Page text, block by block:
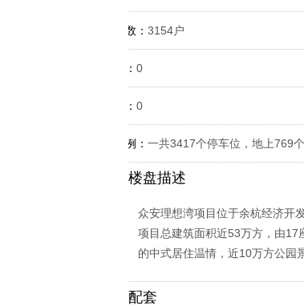
规划户数： 3154户
容积率： 0
绿化率： 0
车位比例： 一共3417个停车位，地上769
楼盘描述
众安理想湾项目位于余杭经济开
项目总建筑面积近53万方，由17
的中式居住温情，近10万方公园
配套